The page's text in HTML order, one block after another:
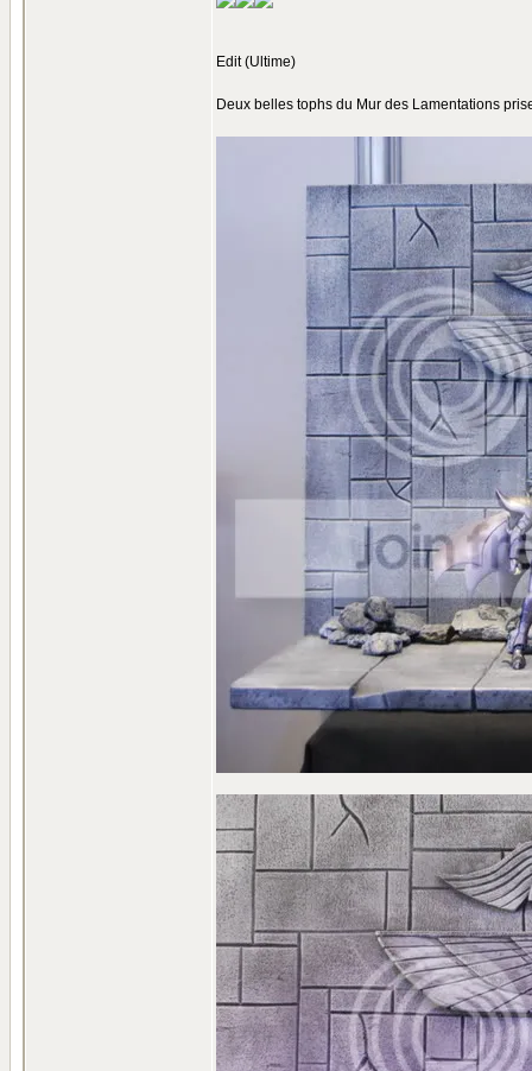
Edit (Ultime)
Deux belles tophs du Mur des Lamentations